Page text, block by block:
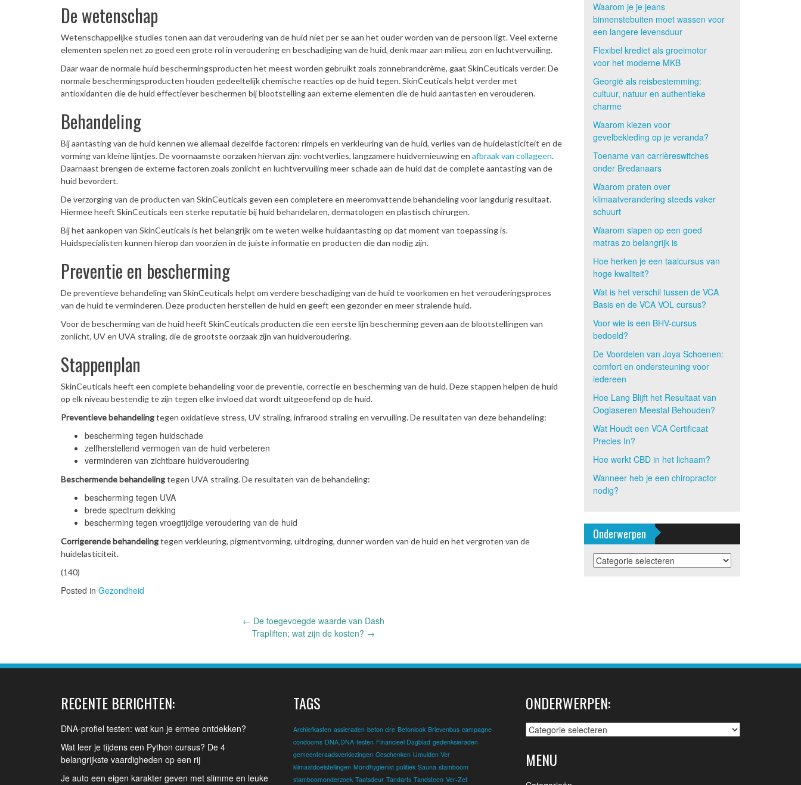
De wetenschap
Wetenschappelijke studies tonen aan dat veroudering van de huid niet per se aan het ouder worden van de persoon ligt. Veel externe
elementen spelen net zo goed een grote rol in veroudering en beschadiging van de huid, denk maar aan milieu, zon en luchtvervuiling.
Daar waar de normale huid beschermingsproducten het meest worden gebruikt zoals zonnebrandcrème, gaat SkinCeuticals verder. De
normale beschermingsproducten houden gedeeltelijk chemische reacties op de huid tegen. SkinCeuticals helpt verder met
antioxidanten die de huid effectiever beschermen bij blootstelling aan externe elementen die de huid aantasten en verouderen.
Behandeling
Bij aantasting van de huid kennen we allemaal dezelfde factoren: rimpels en verkleuring van de huid, verlies van de huidelasticiteit en de
vorming van kleine lijntjes. De voornaamste oorzaken hiervan zijn: vochtverlies, langzamere huidvernieuwing en afbraak van collageen.
Daarnaast brengen de externe factoren zoals zonlicht en luchtvervuiling meer schade aan de huid dat de complete aantasting van de
huid bevordert.
De verzorging van de producten van SkinCeuticals geven een completere en meeromvattende behandeling voor langdurig resultaat.
Hiermee heeft SkinCeuticals een sterke reputatie bij huid behandelaren, dermatologen en plastisch chirurgen.
Bij het aankopen van SkinCeuticals is het belangrijk om te weten welke huidaantasting op dat moment van toepassing is.
Huidspecialisten kunnen hierop dan voorzien in de juiste informatie en producten die dan nodig zijn.
Preventie en bescherming
De preventieve behandeling van SkinCeuticals helpt om verdere beschadiging van de huid te voorkomen en het verouderingsproces
van de huid te verminderen. Deze producten herstellen de huid en geeft een gezonder en meer stralende huid.
Voor de bescherming van de huid heeft SkinCeuticals producten die een eerste lijn bescherming geven aan de blootstellingen van
zonlicht, UV en UVA straling, die de grootste oorzaak zijn van huidveroudering.
Stappenplan
SkinCeuticals heeft een complete behandeling voor de preventie, correctie en bescherming van de huid. Deze stappen helpen de huid
op elk niveau bestendig te zijn tegen elke invloed dat wordt uitgeoefend op de huid.
Preventieve behandelingtegen oxidatieve stress, UV straling, infrarood straling en vervuiling. De resultaten van deze behandeling:
bescherming tegen huidschade
zelfherstellend vermogen van de huid verbeteren
verminderen van zichtbare huidveroudering
Beschermende behandelingtegen UVA straling. De resultaten van de behandeling:
bescherming tegen UVA
brede spectrum dekking
bescherming tegen vroegtijdige veroudering van de huid
Corrigerende behandelingtegen verkleuring, pigmentvorming, uitdroging, dunner worden van de huid en het vergroten van de
huidelasticiteit.
(140)
Posted in Gezondheid
← De toegevoegde waarde van Dash
Trapliften; wat zijn de kosten? →
Waarom je je jeans
binnenstebuiten moet wassen voor
een langere levensduur
Flexibel krediet als groeimotor
voor het moderne MKB
Georgië als reisbestemming:
cultuur, natuur en authentieke
charme
Waarom kiezen voor
gevelbekleding op je veranda?
Toename van carrièreswitches
onder Bredanaars
Waarom praten over
klimaatverandering steeds vaker
schuurt
Waarom slapen op een goed
matras zo belangrijk is
Hoe herken je een taalcursus van
hoge kwaliteit?
Wat is het verschil tussen de VCA
Basis en de VCA VOL cursus?
Voor wie is een BHV-cursus
bedoeld?
De Voordelen van Joya Schoenen:
comfort en ondersteuning voor
iedereen
Hoe Lang Blijft het Resultaat van
Ooglaseren Meestal Behouden?
Wat Houdt een VCA Certificaat
Precies In?
Hoe werkt CBD in het lichaam?
Wanneer heb je een chiropractor
nodig?
Onderwerpen
Onderwerpen
RECENTE BERICHTEN:
DNA-profiel testen: wat kun je ermee ontdekken?
Wat leer je tijdens een Python cursus? De 4
belangrijkste vaardigheden op een rij
Je auto een eigen karakter geven met slimme en leuke
TAGS
Archiefkasten assieraden beton cire Betonlook Brievenbus campagne
condooms DNA.DNA-testen Financieel Dagblad gedenksieraden
gemeenteraadsverkiezingen Geschenken IJmuiden Ver
klimaatdoelstellingen Mondhygienist politiek Sauna stamboom
stamboomonderzoek Taatsdeur Tandarts Tandsteen Ver-Zet
ONDERWERPEN:
Onderwerpen:
MENU